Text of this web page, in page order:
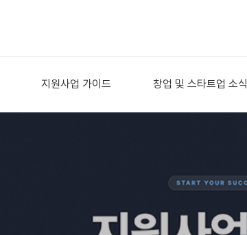
지원사업 가이드 창업 및 스타트업 소식